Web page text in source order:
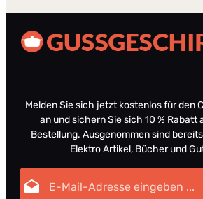
Melden Sie sich jetzt kostenlos für den
an und sichern Sie sich 10 %
Bestellung. Ausgenommen sind
Elektro Artikel, Bücher und